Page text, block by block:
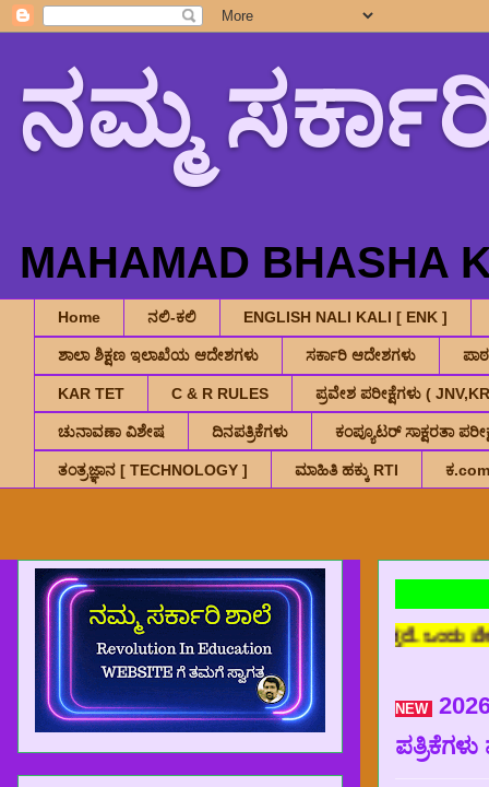
ನಮ್ಮ
MAHAMAD BHASHA
Home ನಲಿ-ಕಲಿ ENGLISH NALI KALI [ ENK ]
ಶಾಲಾ ಶಿಕ್ಷಣ ಇಲಾಖೆಯ ಆದೇಶಗಳು ಸರ್ಕಾರಿ ಆದೇಶಗಳು
KAR TET C & R RULES ಪ್ರವೇಶ ಪರೀಕ್ಷೆಗಳು (
ಚುನಾವಣಾ ವಿಶೇಷ ದಿನಪತ್ರಿಕೆಗಳು ಕಂಪ್ಯೂಟರ್ ಸಾಕ್ಷರತಾ
ತಂತ್ರಜ್ಞಾನ [ TECHNOLOGY ] ಮಾಹಿತಿ ಹಕ್ಕು RTI ಕ.com
ಜಾಹೀರಾತು ರಹಿತ ವೆಬ್ ಸೈಟ್ ಆಗಿರುತ್ತದೆ. ಒಂದು ವೇಳೆ ಜಾಹೀರಾತು
NEW